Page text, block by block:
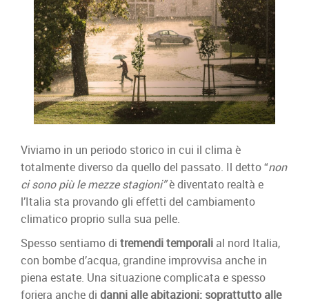
Viviamo in un periodo storico in cui il clima è
totalmente diverso da quello del passato. Il detto “non
ci sono più le mezze stagioni”è diventato realtà e
l’Italia sta provando gli effetti del cambiamento
climatico proprio sulla sua pelle.
Spesso sentiamo di tremendi temporali al nord Italia,
con bombe d’acqua, grandine improvvisa anche in
piena estate. Una situazione complicata e spesso
foriera anche di danni alle abitazioni: soprattutto alle